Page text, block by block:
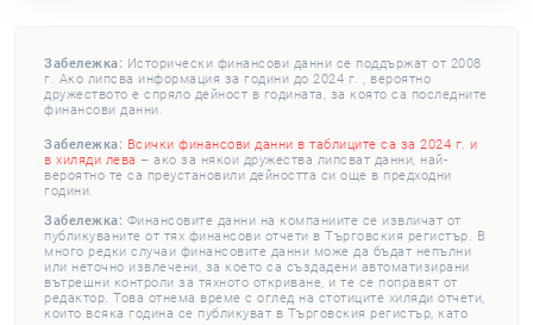
Забележка: Исторически финансови данни се поддържат от 2008
г. Ако липсва информация за години до 2024 г. , вероятно
дружеството е спряло дейност в годината, за която са последните
финансови данни.
Забележка: Всички финансови данни в таблиците са за 2024 г. и
в хиляди лева – ако за някои дружества липсват данни, най-
вероятно те са преустановили дейността си още в предходни
години.
Забележка: Финансовите данни на компаниите се извличат от
публикуваните от тях финансови отчети в Търговския регистър. В
много редки случаи финансовите данни може да бъдат непълни
или неточно извлечени, за което са създадени автоматизирани
вътрешни контроли за тяхното откриване, и те се поправят от
редактор. Това отнема време с оглед на стотиците хиляди отчети,
които всяка година се публикуват в Търговския регистър, като